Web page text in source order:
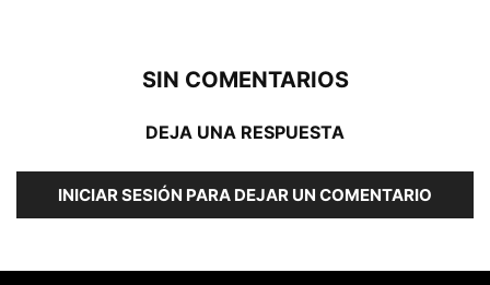
SIN COMENTARIOS
DEJA UNA RESPUESTA
INICIAR SESIÓN PARA DEJAR UN COMENTARIO